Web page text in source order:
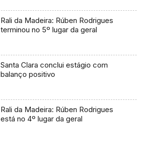
Rali da Madeira: Rúben Rodrigues
terminou no 5º lugar da geral
Santa Clara conclui estágio com
balanço positivo
Rali da Madeira: Rúben Rodrigues
está no 4º lugar da geral